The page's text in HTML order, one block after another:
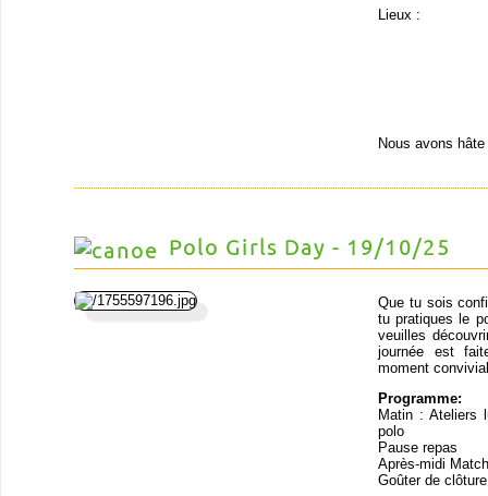
Lieux :
Nous avons
Polo Girls Day - 19/10/25
Que tu sois
tu pratiques le
veuilles
journée est
moment
Programme:
Matin : Ateliers
polo
Pause repas
Après-midi
Goûter de clôture